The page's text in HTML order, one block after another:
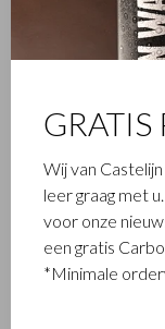
Castelijn &
Over Castelijn &
Historie 80 jaar
C&B en Duurzaam
ondernemen
C&B Giftcard
Wij van
leer graag met
voor onze
een gratis
*Minimale